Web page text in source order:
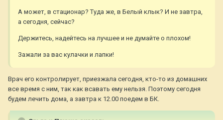
А может, в стационар? Туда же, в Белый клык? И не завтра,
а сегодня, сейчас?
Держитесь, надейтесь на лучшее и не думайте о плохом!
Зажали за вас кулачки и лапки!
Врач его контролирует, приезжала сегодня, кто-то из домашних
все время с ним, так как всавать ему нельзя. Поэтому сегодня
будем лечить дома, а завтра к 12.00 поедем в БК.